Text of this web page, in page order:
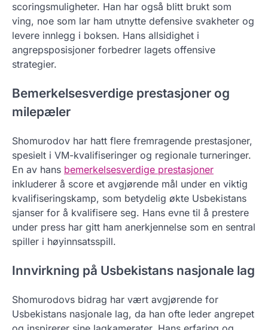
scoringsmuligheter. Han har også blitt brukt som
ving, noe som lar ham utnytte defensive svakheter og
levere innlegg i boksen. Hans allsidighet i
angrepsposisjoner forbedrer lagets offensive
strategier.
Bemerkelsesverdige prestasjoner og
milepæler
Shomurodov har hatt flere fremragende prestasjoner,
spesielt i VM-kvalifiseringer og regionale turneringer.
En av hans bemerkelsesverdige prestasjoner
inkluderer å score et avgjørende mål under en viktig
kvalifiseringskamp, som betydelig økte Usbekistans
sjanser for å kvalifisere seg. Hans evne til å prestere
under press har gitt ham anerkjennelse som en sentral
spiller i høyinnsatsspill.
Innvirkning på Usbekistans nasjonale lag
Shomurodovs bidrag har vært avgjørende for
Usbekistans nasjonale lag, da han ofte leder angrepet